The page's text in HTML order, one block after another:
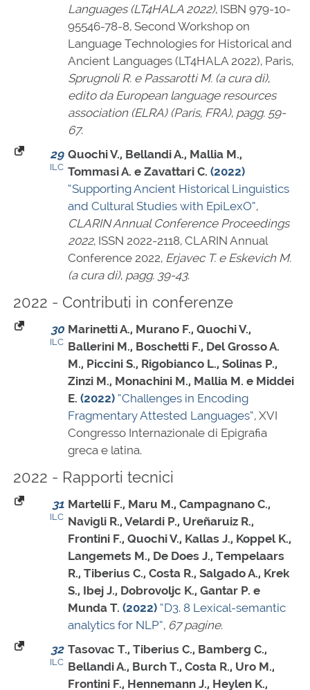
Languages (LT4HALA 2022), ISBN 979-10-
95546-78-8, Second Workshop on
Language Technologies for Historical and
Ancient Languages (LT4HALA 2022), Paris,
Sprugnoli R. e Passarotti M. (a cura di),
edito da European language resources
association (ELRA) (Paris, FRA), pagg. 59-
67.
29
ILC
Quochi V., Bellandi A., Mallia M.,
Tommasi A. e Zavattari C. (2022)
“Supporting Ancient Historical Linguistics
and Cultural Studies with EpiLexO”,
CLARIN Annual Conference Proceedings
2022, ISSN 2022-2118, CLARIN Annual
Conference 2022, Erjavec T. e Eskevich M.
(a cura di), pagg. 39-43.
2022 - Contributi in conferenze
30
ILC
Marinetti A., Murano F., Quochi V.,
Ballerini M., Boschetti F., Del Grosso A.
M., Piccini S., Rigobianco L., Solinas P.,
Zinzi M., Monachini M., Mallia M. e Middei
E. (2022) “Challenges in Encoding
Fragmentary Attested Languages”, XVI
Congresso Internazionale di Epigrafia
greca e latina.
2022 - Rapporti tecnici
31
ILC
Martelli F., Maru M., Campagnano C.,
Navigli R., Velardi P., Ureñaruiz R.,
Frontini F., Quochi V., Kallas J., Koppel K.,
Langemets M., De Does J., Tempelaars
R., Tiberius C., Costa R., Salgado A., Krek
S., Ibej J., Dobrovoljc K., Gantar P. e
Munda T. (2022) “D3. 8 Lexical-semantic
analytics for NLP”, 67 pagine.
32
ILC
Tasovac T., Tiberius C., Bamberg C.,
Bellandi A., Burch T., Costa R., Uro M.,
Frontini F., Hennemann J., Heylen K.,